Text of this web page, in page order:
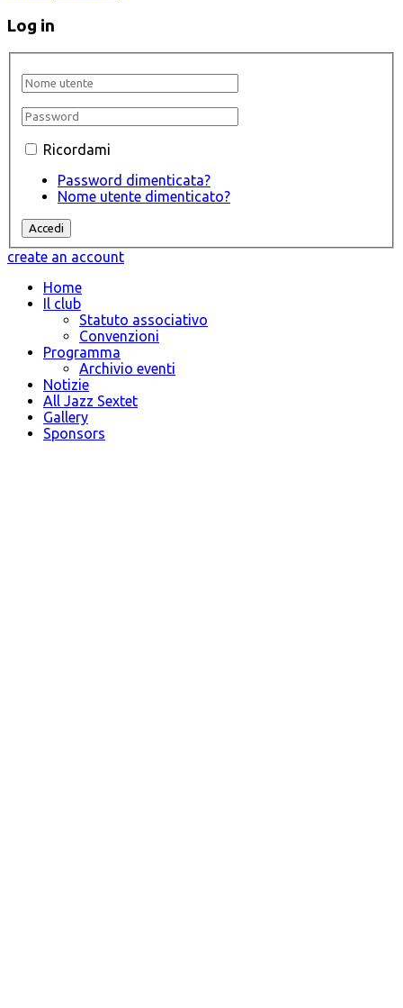
Log in
Ricordami
Password dimenticata?
Nome utente dimenticato?
create an account
Home
Il club
Statuto associativo
Convenzioni
Programma
Archivio eventi
Notizie
All Jazz Sextet
Gallery
Sponsors